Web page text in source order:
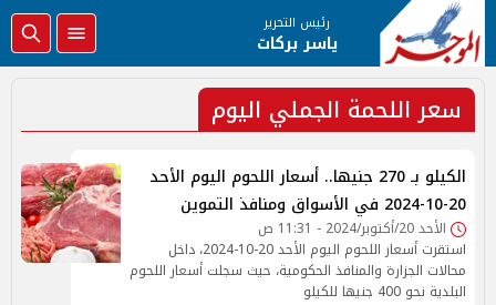
رئيس التحرير
ياسر بركات
سعر اللحمة الجملي اليوم
الكيلو بـ 270 جنيها.. أسعار اللحوم اليوم الأحد
20-10-2024 في الأسواق ومنافذ التموين
الأحد 20/أكتوبر/2024 - 11:31 ص
استقرت أسعار اللحوم اليوم الأحد 20-10-2024، داخل
محالات الجزارة والمنافذ الحكومية، حيث سجلت أسعار اللحوم
البلدية نحو 400 جنيها للكيلو